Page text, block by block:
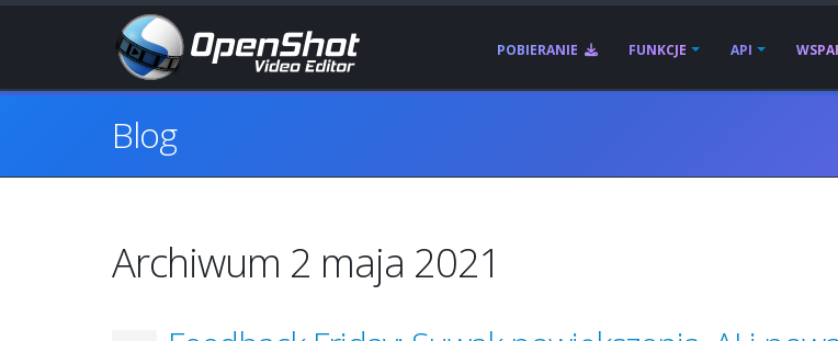
POBIERANIE FUNKCJE API
Blog
Archiwum 2 maja 2021